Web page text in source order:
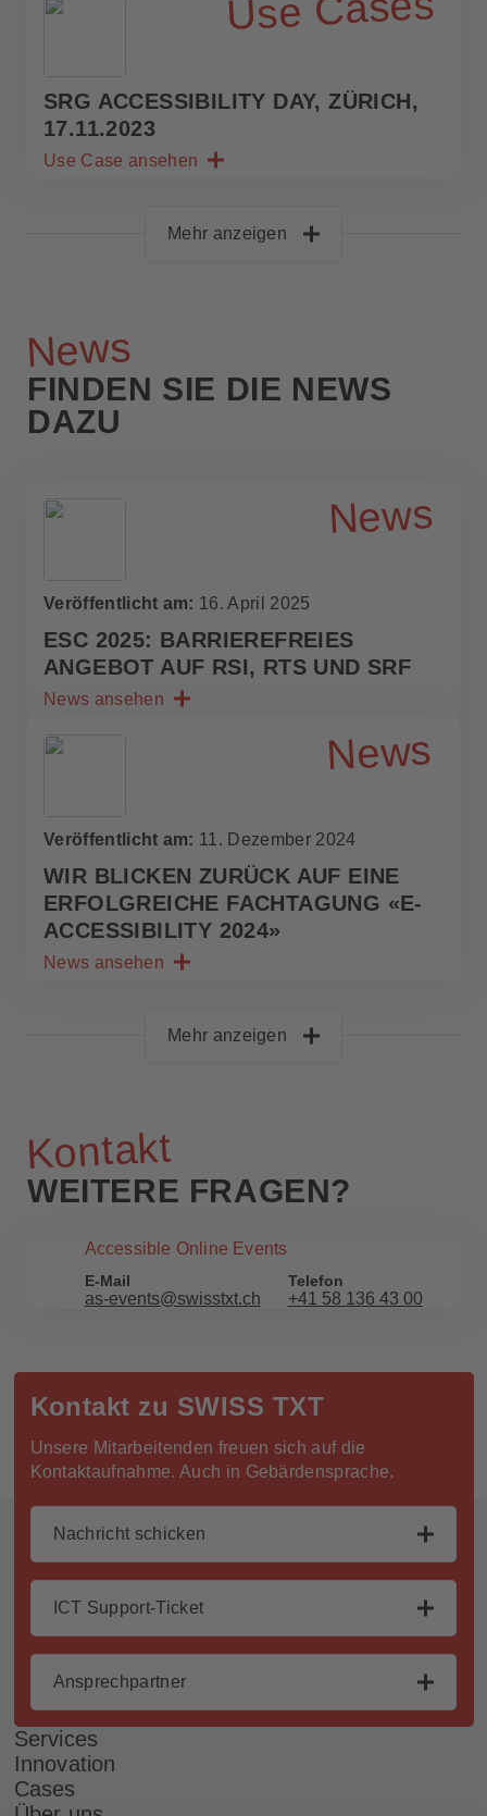
SRG ACCESSIBILITY DAY, ZÜRICH,
17.11.2023
Use Case ansehen
Mehr anzeigen
News
FINDEN SIE DIE NEWS
DAZU
News
Veröffentlicht am: 16. April 2025
ESC 2025: BARRIEREFREIES
ANGEBOT AUF RSI, RTS UND SRF
News ansehen
News
Veröffentlicht am: 11. Dezember 2024
WIR BLICKEN ZURÜCK AUF EINE
ERFOLGREICHE FACHTAGUNG «E-
ACCESSIBILITY 2024»
News ansehen
Mehr anzeigen
Kontakt
WEITERE FRAGEN?
Accessible Online Events
E-Mail
as-events@swisstxt.ch
Telefon
+41 58 136 43 00
Fusszeile
Kontakt zu SWISS TXT
Unsere Mitarbeitenden freuen sich auf die
Kontaktaufnahme. Auch in Gebärdensprache.
Nachricht schicken
ICT Support-Ticket
Ansprechpartner
Services
Innovation
Cases